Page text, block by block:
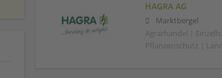
HAGRA AG
Marktbergel
Agrarhandel |
Pflanzenschutz |